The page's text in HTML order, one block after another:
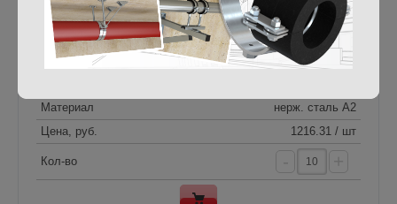
Название
DIN 931 А2 M24x140
Артикул
140879-000
Размер
M24x140 мм
Материал
нерж. сталь A2
Цена, руб.
1216.31 / шт
Кол-во